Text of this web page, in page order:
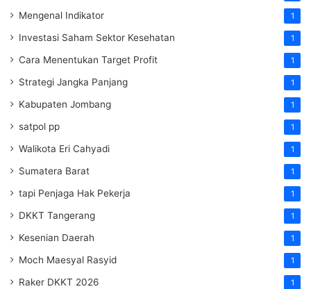
Mengenal Indikator 1
Investasi Saham Sektor Kesehatan 1
Cara Menentukan Target Profit 1
Strategi Jangka Panjang 1
Kabupaten Jombang 1
satpol pp 1
Walikota Eri Cahyadi 1
Sumatera Barat 1
tapi Penjaga Hak Pekerja 1
DKKT Tangerang 1
Kesenian Daerah 1
Moch Maesyal Rasyid 1
Raker DKKT 2026 1